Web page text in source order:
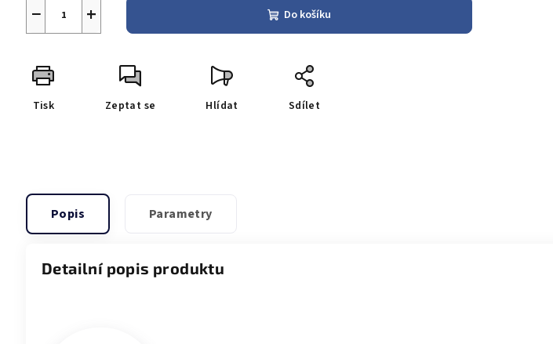
+
− Do košíku
Tisk Zeptat se Hlídat Sdílet
Popis Parametry
Detailní popis produktu